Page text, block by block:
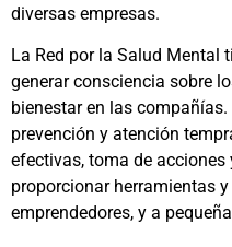
diversas empresas.
La Red por la Salud Mental
generar consciencia sobre
bienestar en las
prevención y atención
efectivas, toma de
proporcionar herramientas
emprendedores, y a